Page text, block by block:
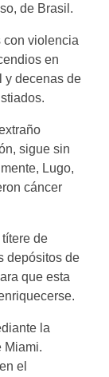
de Brasil.
con violencia
en
y decenas de
sigue sin
Lugo,
cáncer
de
depósitos de
que esta
la
Miami.
el